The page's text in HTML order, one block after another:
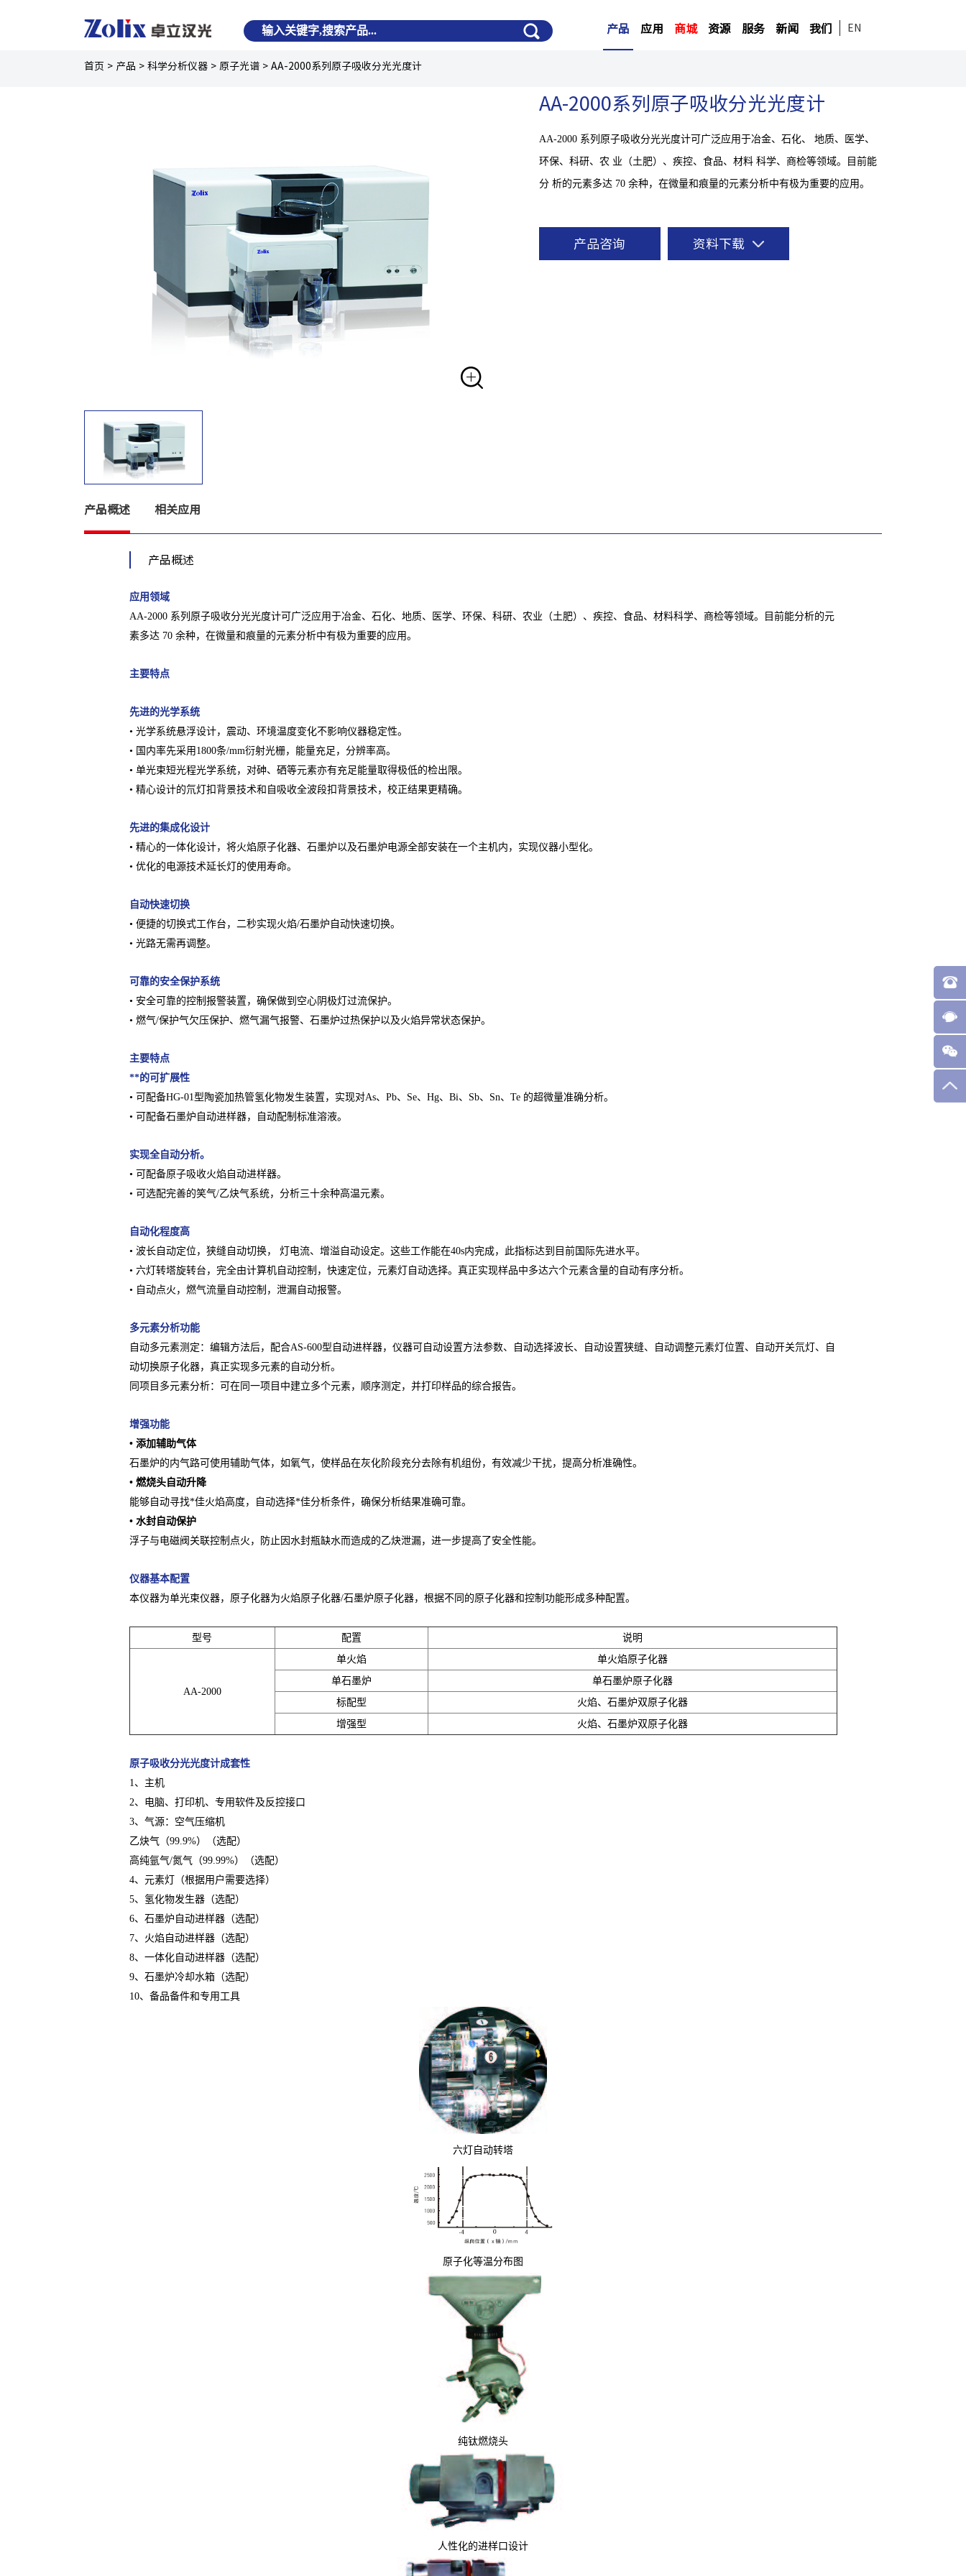
产品 应用 商城 资源 服务 新闻 我们 EN
首页 > 产品 >科学分析仪器 > 原子光谱 >AA-2000系列原子吸收分光光度计
AA-2000系列原子吸收分光光度计
AA-2000 系列原子吸收分光光度计可广泛应用于冶金、石化、 地质、医学、
环保、科研、农 业（土肥）、疾控、食品、材料 科学、商检等领域。目前能
分 析的元素多达 70 余种，在微量和痕量的元素分析中有极为重要的应用。
产品咨询 资料下载
产品概述 相关应用
产品概述
应用领域
AA-2000 系列原子吸收分光光度计可广泛应用于冶金、石化、地质、医学、环保、科研、农业（土肥）、疾控、食品、材料科学、商检等领域。目前能分析的元
素多达 70 余种，在微量和痕量的元素分析中有极为重要的应用。
主要特点
先进的光学系统
• 光学系统悬浮设计，震动、环境温度变化不影响仪器稳定性。
• 国内率先采用1800条/mm衍射光栅，能量充足，分辨率高。
• 单光束短光程光学系统，对砷、硒等元素亦有充足能量取得极低的检出限。
• 精心设计的氘灯扣背景技术和自吸收全波段扣背景技术，校正结果更精确。
先进的集成化设计
• 精心的一体化设计，将火焰原子化器、石墨炉以及石墨炉电源全部安装在一个主机内，实现仪器小型化。
• 优化的电源技术延长灯的使用寿命。
自动快速切换
• 便捷的切换式工作台，二秒实现火焰/石墨炉自动快速切换。
• 光路无需再调整。
可靠的安全保护系统
• 安全可靠的控制报警装置，确保做到空心阴极灯过流保护。
• 燃气/保护气欠压保护、燃气漏气报警、石墨炉过热保护以及火焰异常状态保护。
主要特点
**的可扩展性
• 可配备HG-01型陶瓷加热管氢化物发生装置，实现对As、Pb、Se、Hg、Bi、Sb、Sn、Te 的超微量准确分析。
• 可配备石墨炉自动进样器，自动配制标准溶液。
实现全自动分析。
• 可配备原子吸收火焰自动进样器。
• 可选配完善的笑气/乙炔气系统，分析三十余种高温元素。
自动化程度高
• 波长自动定位，狭缝自动切换， 灯电流、增溢自动设定。这些工作能在40s内完成，此指标达到目前国际先进水平。
• 六灯转塔旋转台，完全由计算机自动控制，快速定位，元素灯自动选择。真正实现样品中多达六个元素含量的自动有序分析。
• 自动点火，燃气流量自动控制，泄漏自动报警。
多元素分析功能
自动多元素测定：编辑方法后，配合AS-600型自动进样器，仪器可自动设置方法参数、自动选择波长、自动设置狭缝、自动调整元素灯位置、自动开关氘灯、自
动切换原子化器，真正实现多元素的自动分析。
同项目多元素分析：可在同一项目中建立多个元素，顺序测定，并打印样品的综合报告。
增强功能
• 添加辅助气体
石墨炉的内气路可使用辅助气体，如氧气，使样品在灰化阶段充分去除有机组份，有效减少干扰，提高分析准确性。
• 燃烧头自动升降
能够自动寻找*佳火焰高度，自动选择*佳分析条件，确保分析结果准确可靠。
• 水封自动保护
浮子与电磁阀关联控制点火，防止因水封瓶缺水而造成的乙炔泄漏，进一步提高了安全性能。
仪器基本配置
本仪器为单光束仪器，原子化器为火焰原子化器/石墨炉原子化器，根据不同的原子化器和控制功能形成多种配置。
型号 配置 说明
AA-2000
单火焰
单火焰原子化器
单石墨炉
单石墨炉原子化器
标配型
火焰、石墨炉双原子化器
增强型
火焰、石墨炉双原子化器
原子吸收分光光度计成套性
1、主机
2、电脑、打印机、专用软件及反控接口
3、气源：空气压缩机
乙炔气（99.9%）（选配）
高纯氩气/氮气（99.99%）（选配）
4、元素灯（根据用户需要选择）
5、氢化物发生器（选配）
6、石墨炉自动进样器（选配）
7、火焰自动进样器（选配）
8、一体化自动进样器（选配）
9、石墨炉冷却水箱（选配）
10、备品备件和专用工具
六灯自动转塔
原子化等温分布图
纯钛燃烧头
人性化的进样口设计